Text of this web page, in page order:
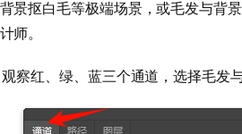
景抠白毛等极端场景，或毛发与背
师。
红、绿、蓝三个通道，选择毛发